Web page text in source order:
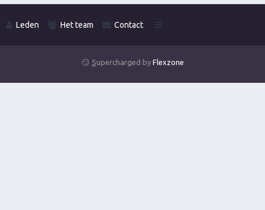
Leden Het team Contact
😏 Supercharged by Flexzone